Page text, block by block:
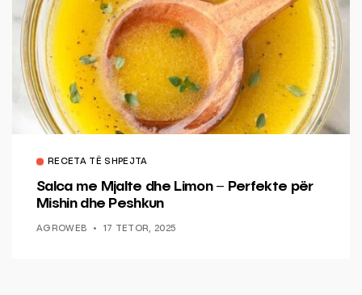
RECETA TË SHPEJTA
Salca me Mjalte dhe Limon – Perfekte për
Mishin dhe Peshkun
AGROWEB 17 TETOR, 2025